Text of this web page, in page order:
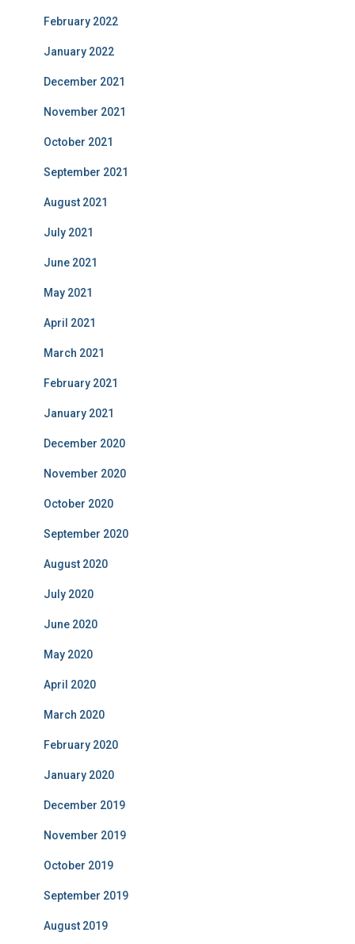
February 2022
January 2022
December 2021
November 2021
October 2021
September 2021
August 2021
July 2021
June 2021
May 2021
April 2021
March 2021
February 2021
January 2021
December 2020
November 2020
October 2020
September 2020
August 2020
July 2020
June 2020
May 2020
April 2020
March 2020
February 2020
January 2020
December 2019
November 2019
October 2019
September 2019
August 2019